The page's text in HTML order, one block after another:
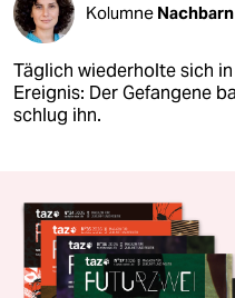
Kolumne Nachbarn
Täglich wiederholte sich
Ereignis: Der Gefangene
schlug ihn.